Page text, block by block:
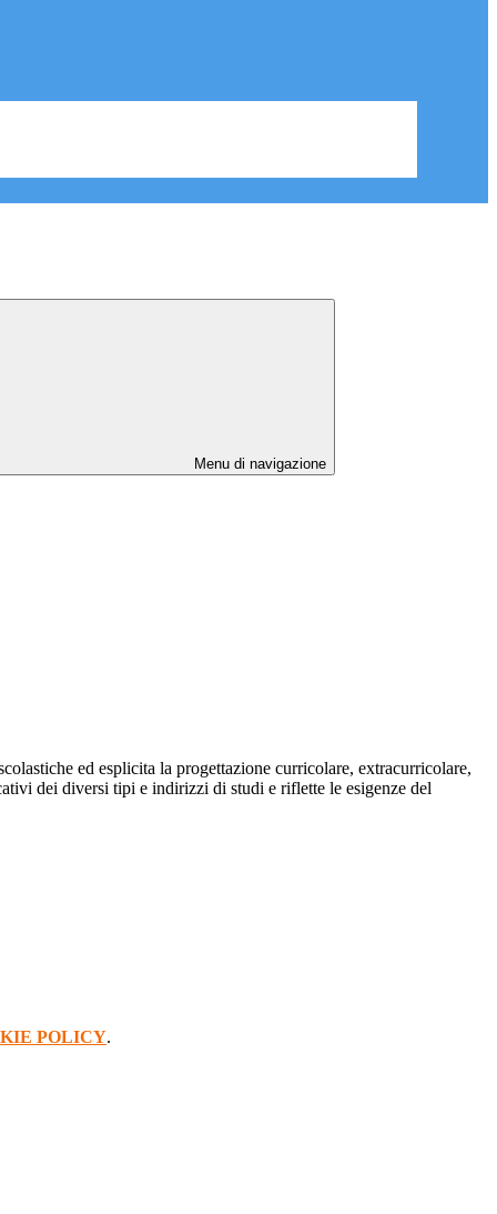
Menu di navigazione
ed esplicita la progettazione curricolare, extracurricolare,
dei diversi tipi e indirizzi di studi e riflette le esigenze del
POLICY.